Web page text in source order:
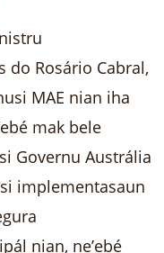
do Rosário Cabral,
MAE nian iha
mak bele
Governu Austrália
implementasaun
nian, ne’ebé